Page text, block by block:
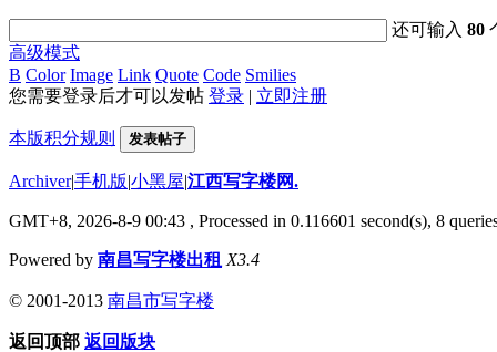
还可输入80
高级模式
B Color Image Link Quote Code Smilies
您需要登录后才可以发帖 登录 | 立即注册
本版积分规则 发表帖子
Archiver|手机版|小黑屋|江西写字楼网.
GMT+8, 2026-8-9 00:43 , Processed in 0.116601 second(s), 8
Powered by 南昌写字楼出租 X3.4
© 2001-2013 南昌市写字楼
返回顶部 返回版块